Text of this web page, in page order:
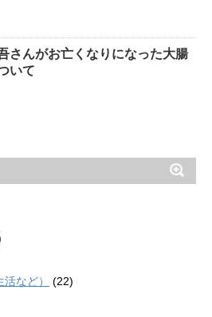
さんがお亡くなりになった大腸
いて
など）
(22)